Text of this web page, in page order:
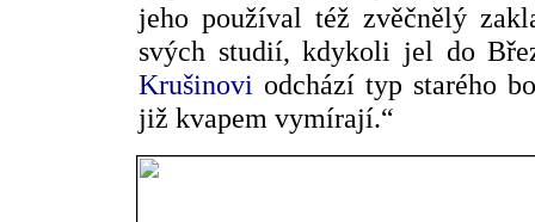
jeho používal též zvěčnělý
svých studií, kdykoli jel do
Krušinovi odchází typ starého
již kvapem vymírají.“